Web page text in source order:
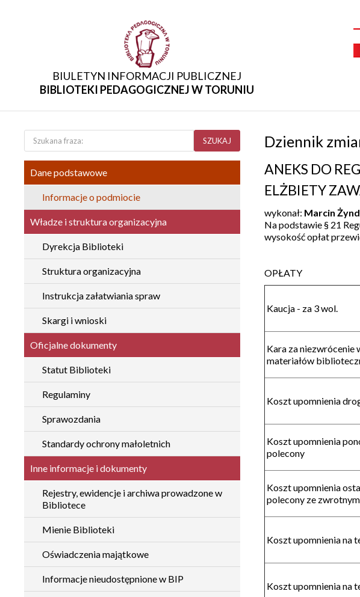
BIULETYN INFORMACJI PUBLICZNEJ
BIBLIOTEKI PEDAGOGICZNEJ W TORUNIU
SZUKAJ
Dane podstawowe
Informacje o podmiocie
Władze i struktura organizacyjna
Dyrekcja Biblioteki
Struktura organizacyjna
Instrukcja załatwiania spraw
Skargi i wnioski
Oficjalne dokumenty
Statut Biblioteki
Regulaminy
Sprawozdania
Standardy ochrony małoletnich
Inne informacje i dokumenty
Rejestry, ewidencje i archiwa prowadzone w
Bibliotece
Mienie Biblioteki
Oświadczenia majątkowe
Informacje nieudostępnione w BIP
Dziennik
ANEKS DO
ELŻBIETY
wykonał: Marcin
Na podstawie § 21
wysokość opłat
OPŁATY
Kaucja - za 3 wol.
Kara za niezwrócenie
materiałów
Koszt upomnienia
Koszt upomnienia
polecony
Koszt upomnienia
polecony ze
Koszt upomnienia na
Koszt upomnienia na